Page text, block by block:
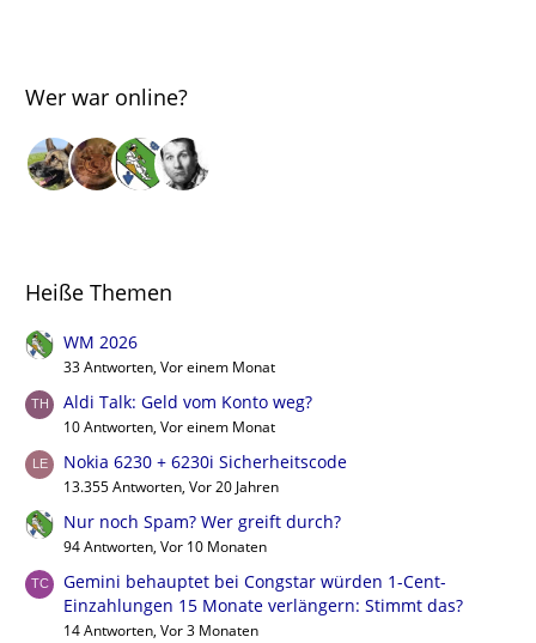
Wer war online?
Heiße Themen
WM 2026
33 Antworten, Vor einem Monat
Aldi Talk: Geld vom Konto weg?
10 Antworten, Vor einem Monat
Nokia 6230 + 6230i Sicherheitscode
13.355 Antworten, Vor 20 Jahren
Nur noch Spam? Wer greift durch?
94 Antworten, Vor 10 Monaten
Gemini behauptet bei Congstar würden 1-Cent-
Einzahlungen 15 Monate verlängern: Stimmt das?
14 Antworten, Vor 3 Monaten